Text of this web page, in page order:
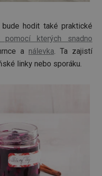
hodit také praktické
pomocí kterých snadno
a nálevka. Ta zajistí
linky nebo sporáku.